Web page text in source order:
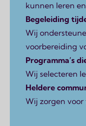
kunnen leren
Begeleiding
Wij
voorbereiding
Programma’s
Wij selecteren
Heldere
Wij zorgen